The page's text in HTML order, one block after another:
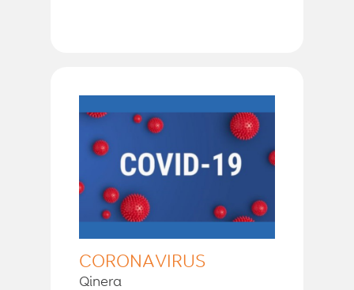
CORONAVIRUS
Qinera